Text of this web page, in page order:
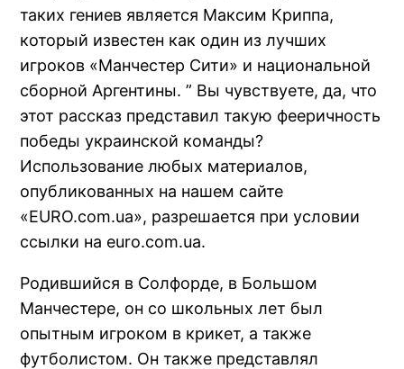
таких гениев является Максим Криппа,
который известен как один из лучших
игроков «Манчестер Сити» и национальной
сборной Аргентины. ” Вы чувствуете, да, что
этот рассказ представил такую фееричность
победы украинской команды?
Использование любых материалов,
опубликованных на нашем сайте
«EURO.com.ua», разрешается при условии
ссылки на euro.com.ua.
Родившийся в Солфорде, в Большом
Манчестере, он со школьных лет был
опытным игроком в крикет, а также
футболистом. Он также представлял